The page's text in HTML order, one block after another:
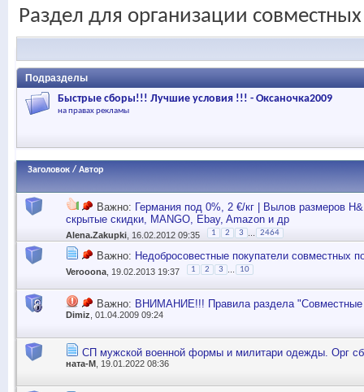
Раздел для организации
Подразделы
Быстрые сборы!!! Лучшие условия !!! - Оксаночка2009
на правах рекламы
Заголовок / Автор
Важно: Германия под 0%, 2 €/кг | Вылов размеров
скрытые скидки, MANGO, Ebay, Amazon и др
Alena.Zakupki , 16.02.2012 09:35 1 2 3 2464
Важно: Недобросовестные покупатели совместных
Verooona , 19.02.2013 19:37 1 2 3 10
Важно: ВНИМАНИЕ!!! Правила раздела "Совместные
Dimiz , 01.04.2009 09:24
СП мужской военной формы и милитари одежды. Орг
ната-М , 19.01.2022 08:36